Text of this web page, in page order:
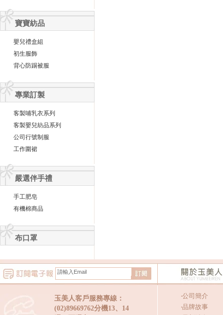
寶寶紡品
嬰兒禮盒組
初生服飾
背心防踢被服
專業訂製
客製哺乳衣系列
客製嬰兒紡品系列
公司行號制服
工作圍裙
嚴選伴手禮
手工肥皂
有機棉商品
布口罩
玉美人客戶服務專線：
(02)89669762分機13、14
‧公司簡介
‧品牌故事